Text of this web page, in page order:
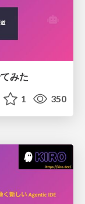
みた
1 350